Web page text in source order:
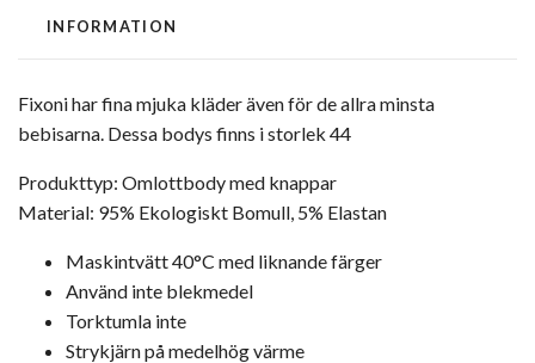
INFORMATION
Fixoni har fina mjuka kläder även för de allra minsta
bebisarna. Dessa bodys finns i storlek 44
Produkttyp: Omlottbody med knappar
Material: 95% Ekologiskt Bomull, 5% Elastan
Maskintvätt 40°C med liknande färger
Använd inte blekmedel
Torktumla inte
Strykjärn på medelhög värme